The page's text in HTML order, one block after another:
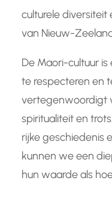
culturele diversiteit
van Nieuw-
De Maori-cultuur
te respecteren en
vertegenwoordigt
spiritualiteit en
rijke geschiedenis
kunnen we een
hun waarde als